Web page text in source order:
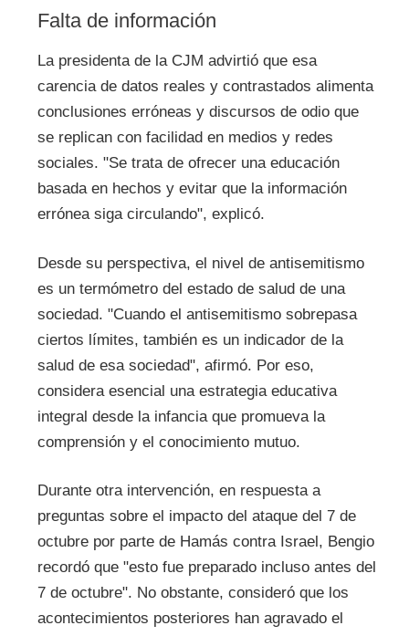
Falta de información
La presidenta de la CJM advirtió que esa
carencia de datos reales y contrastados alimenta
conclusiones erróneas y discursos de odio que
se replican con facilidad en medios y redes
sociales. "Se trata de ofrecer una educación
basada en hechos y evitar que la información
errónea siga circulando", explicó.
Desde su perspectiva, el nivel de antisemitismo
es un termómetro del estado de salud de una
sociedad. "Cuando el antisemitismo sobrepasa
ciertos límites, también es un indicador de la
salud de esa sociedad", afirmó. Por eso,
considera esencial una estrategia educativa
integral desde la infancia que promueva la
comprensión y el conocimiento mutuo.
Durante otra intervención, en respuesta a
preguntas sobre el impacto del ataque del 7 de
octubre por parte de Hamás contra Israel, Bengio
recordó que "esto fue preparado incluso antes del
7 de octubre". No obstante, consideró que los
acontecimientos posteriores han agravado el